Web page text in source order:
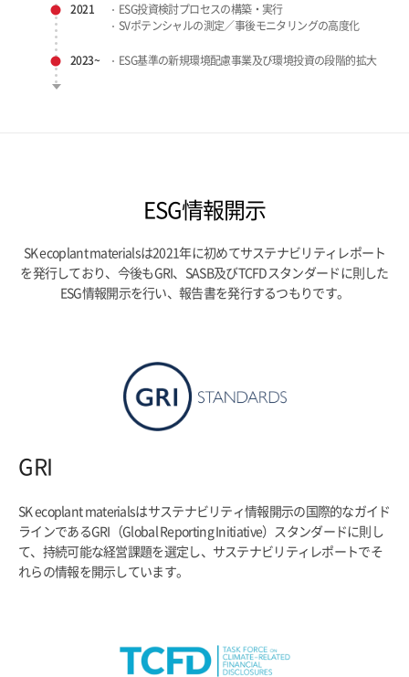
2021
ESG投資検討プロセスの構築・実行
SVポテンシャルの測定／事後モニタリングの高度化
2023~ ESG基準の新規環境配慮事業及び環境投資の段階的拡大
ESG情報開示
SK ecoplant materialsは2021年に初めてサステナビリティレポート
を発行しており、今後もGRI、SASB及びTCFDスタンダードに則した
ESG情報開示を行い、報告書を発行するつもりです。
GRI
SK ecoplant materialsはサステナビリティ情報開示の国際的なガイド
ラインであるGRI（Global Reporting Initiative）スタンダードに則し
て、持続可能な経営課題を選定し、サステナビリティレポートでそ
れらの情報を開示しています。